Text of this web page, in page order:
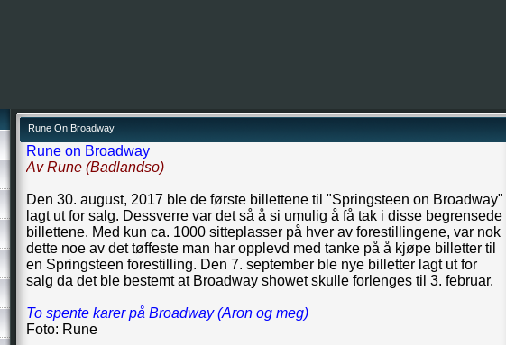
Rune On Broadway
Rune on Broadway
Av Rune (Badlandso)
Den 30. august, 2017 ble de første billettene til "Springsteen on Broadway"
lagt ut for salg. Dessverre var det så å si umulig å få tak i disse begrensede
billettene. Med kun ca. 1000 sitteplasser på hver av forestillingene, var nok
dette noe av det tøffeste man har opplevd med tanke på å kjøpe billetter til
en Springsteen forestilling. Den 7. september ble nye billetter lagt ut for
salg da det ble bestemt at Broadway showet skulle forlenges til 3. februar.
To spente karer på Broadway (Aron og meg)
Foto: Rune